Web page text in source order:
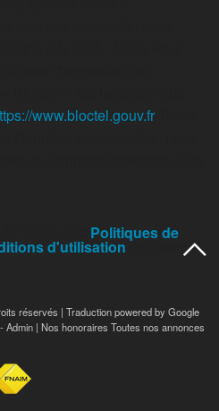
www.bloctel.gouv.fr. Dans
Politiques de
d'utilisation de Google
réservés | Traduction powered by Google
- Admin| Nos honoraires Toutes nos annonces